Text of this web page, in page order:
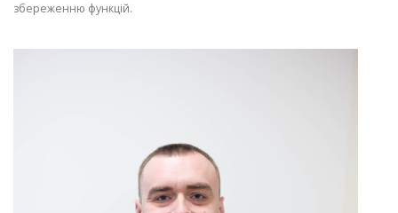
збереженню функцій.